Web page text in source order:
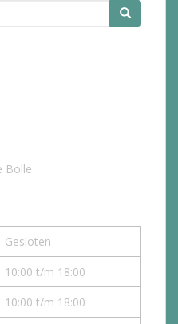
Bolle
Gesloten
10:00 t/m 18:00
10:00 t/m 18:00